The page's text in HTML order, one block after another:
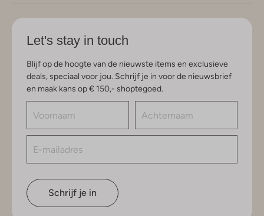
Let's stay in touch
Blijf op de hoogte van de nieuwste items en exclusieve
deals, speciaal voor jou. Schrijf je in voor de nieuwsbrief
en maak kans op € 150,- shoptegoed.
Schrijf je in